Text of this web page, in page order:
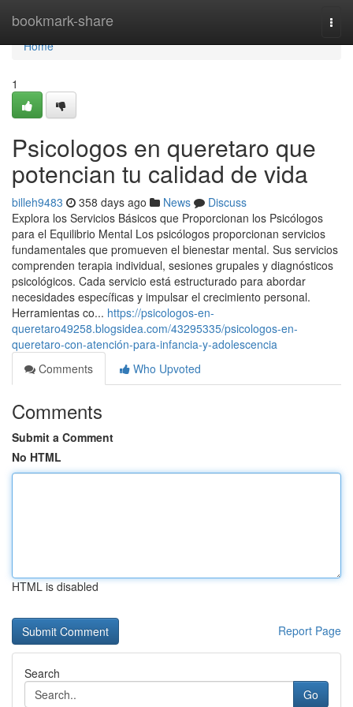
bookmark-share
Home
Home
1
Psicologos en queretaro que
potencian tu calidad de vida
billeh9483 358 days ago News
Discuss
Explora los Servicios Básicos que Proporcionan los Psicólogos
para el Equilibrio Mental Los psicólogos proporcionan servicios
fundamentales que promueven el bienestar mental. Sus servicios
comprenden terapia individual, sesiones grupales y diagnósticos
psicológicos. Cada servicio está estructurado para abordar
necesidades específicas y impulsar el crecimiento personal.
Herramientas co... https://psicologos-en-
queretaro49258.blogsidea.com/43295335/psicologos-en-
queretaro-con-atención-para-infancia-y-adolescencia
Comments
Who Upvoted
Comments
Submit a Comment
No HTML
HTML is disabled
Report Page
Search
Go